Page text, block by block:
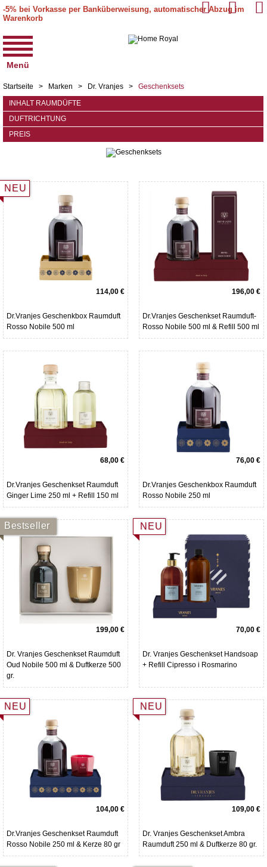
-5% bei Vorkasse per Banküberweisung, automatischer Abzug im
Warenkorb
Menü
Startseite > Marken > Dr. Vranjes >
Geschenksets
INHALT RAUMDÜFTE
DUFTRICHTUNG
PREIS
NEU
114,00 €
Dr.Vranjes Geschenkbox Raumduft
Rosso Nobile 500 ml
196,00 €
Dr.Vranjes Geschenkset Raumduft-
Rosso Nobile 500 ml & Refill 500 ml
68,00 €
Dr.Vranjes Geschenkset Raumduft
Ginger Lime 250 ml + Refill 150 ml
76,00 €
Dr.Vranjes Geschenkbox Raumduft
Rosso Nobile 250 ml
Bestseller
199,00 €
Dr. Vranjes Geschenkset Raumduft
Oud Nobile 500 ml & Duftkerze 500
gr.
NEU
70,00 €
Dr. Vranjes Geschenkset Handsoap
+ Refill Cipresso i Rosmarino
NEU
104,00 €
Dr.Vranjes Geschenkset Raumduft
Rosso Nobile 250 ml & Kerze 80 gr
NEU
109,00 €
Dr. Vranjes Geschenkset Ambra
Raumduft 250 ml & Duftkerze 80 gr.